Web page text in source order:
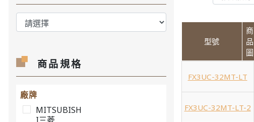
商品規格
廠牌
MITSUBISH
型號
商
品
圖
FX3UC-32MT-LT
FX3UC-32MT-LT-2